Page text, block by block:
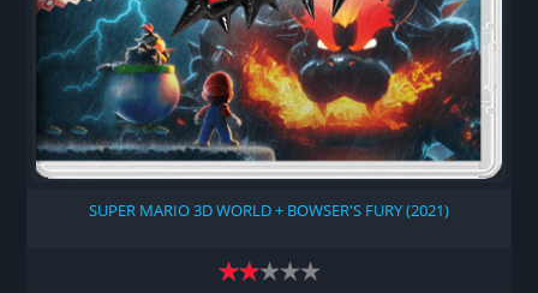
SUPER MARIO 3D WORLD + BOWSER'S FURY (2021)